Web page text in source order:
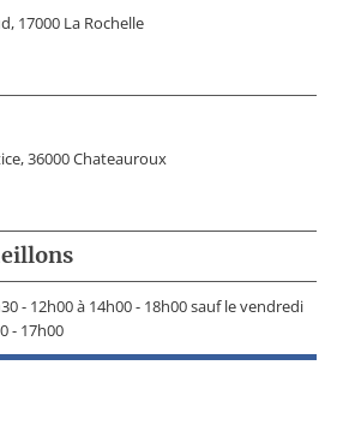
17000 La Rochelle
36000 Chateauroux
- 12h00 à 14h00 - 18h00 sauf le vendredi
- 17h00